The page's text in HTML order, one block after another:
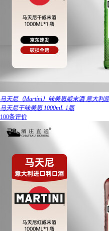
马天尼（Martini）味美思威末酒 意大利
马天尼干味美思 1000mL 1瓶
100条评价